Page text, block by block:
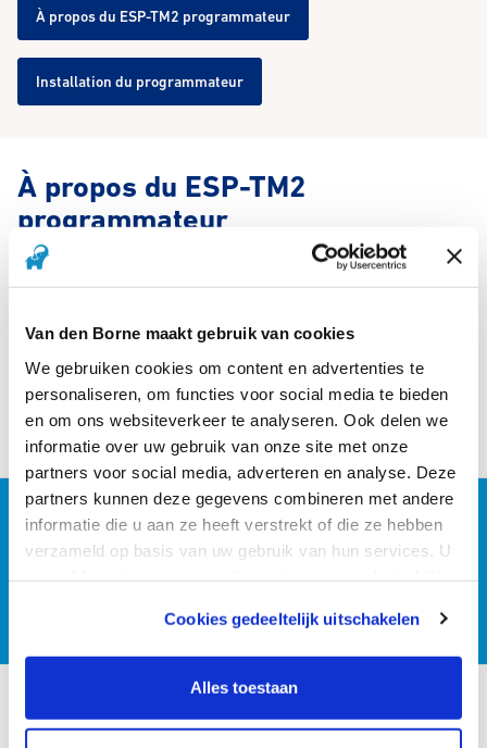
Van den Borne maakt gebruik van cookies
We gebruiken cookies om content en advertenties te
personaliseren, om functies voor social media te bieden
en om ons websiteverkeer te analyseren. Ook delen we
informatie over uw gebruik van onze site met onze
partners voor social media, adverteren en analyse. Deze
partners kunnen deze gegevens combineren met andere
informatie die u aan ze heeft verstrekt of die ze hebben
verzameld op basis van uw gebruik van hun services. U
We werken samen met12 derdendie uw gegevens
kunnen ontvangen en verwerken.
Cookies gedeeltelijk uitschakelen
Alles toestaan
À propos du ESP-TM2 programmateur
Installation du programmateur
À propos du ESP-TM2
programmateur
Disponible en version 4, 6, 8 et 12 stations.
Disponible en version extérieure et intérieure.
Programmation facile en seulement 3 étapes.
3 Programmes disponibles (A, B, C) avec jusqu’à 4 heures de
démarrage pour chaque programme.
complet ou comme un seul groupe.